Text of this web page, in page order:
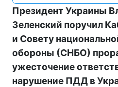
Президент Украины
Зеленский поручил
и Совету
обороны (СНБО)
ужесточение
нарушение ПДД в